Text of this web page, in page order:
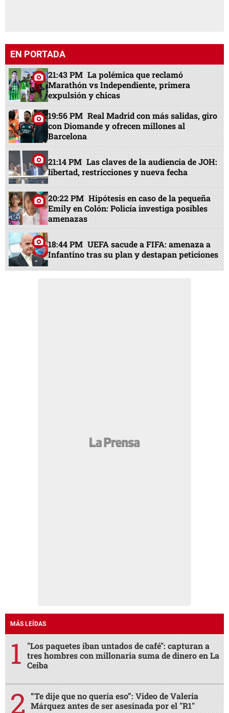
EN PORTADA
21:43 PM La polémica que reclamó
Marathón vs Independiente, primera
expulsión y chicas
19:56 PM Real Madrid con más salidas, giro
con Diomande y ofrecen millones al
Barcelona
21:14 PM Las claves de la audiencia de JOH:
libertad, restricciones y nueva fecha
20:22 PM Hipótesis en caso de la pequeña
Emily en Colón: Policía investiga posibles
amenazas
18:44 PM UEFA sacude a FIFA: amenaza a
Infantino tras su plan y destapan peticiones
MÁS LEÍDAS
"Los paquetes iban untados de café": capturan a
tres hombres con millonaria suma de dinero en La
Ceiba
“Te dije que no quería eso”: Video de Valeria
Márquez antes de ser asesinada por el "R1"